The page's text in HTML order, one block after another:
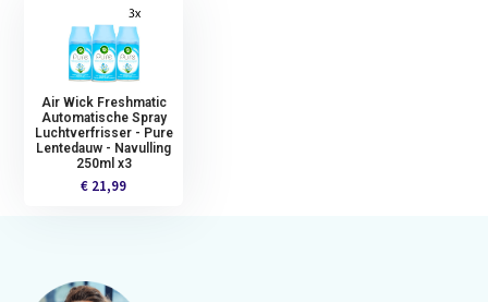
Air Wick Freshmatic
Automatische Spray
Luchtverfrisser - Pure
Lentedauw - Navulling
250ml x3
€ 21,99